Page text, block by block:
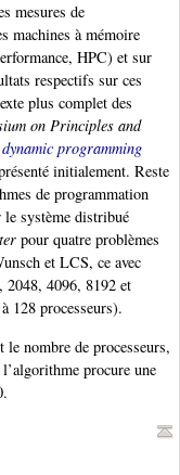
mesures de
machines à mémoire
HPC) et sur
respectifs sur ces
plus complet des
on Principles and
programming
initialement. Reste
de programmation
le système distribué
pour quatre problèmes
et LCS, ce avec
2048, 4096, 8192 et
128 processeurs).
nombre de processeurs,
procure une